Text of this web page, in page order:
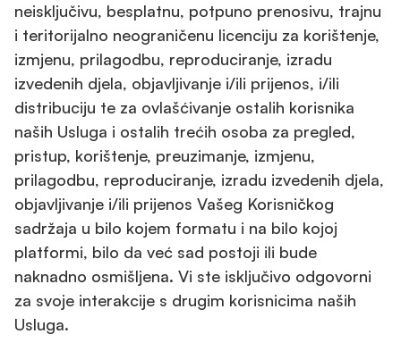
neisključivu, besplatnu, potpuno prenosivu, trajnu
i teritorijalno neograničenu licenciju za korištenje,
izmjenu, prilagodbu, reproduciranje, izradu
izvedenih djela, objavljivanje i/ili prijenos, i/ili
distribuciju te za ovlašćivanje ostalih korisnika
naših Usluga i ostalih trećih osoba za pregled,
pristup, korištenje, preuzimanje, izmjenu,
prilagodbu, reproduciranje, izradu izvedenih djela,
objavljivanje i/ili prijenos Vašeg Korisničkog
sadržaja u bilo kojem formatu i na bilo kojoj
platformi, bilo da već sad postoji ili bude
naknadno osmišljena. Vi ste isključivo odgovorni
za svoje interakcije s drugim korisnicima naših
Usluga.